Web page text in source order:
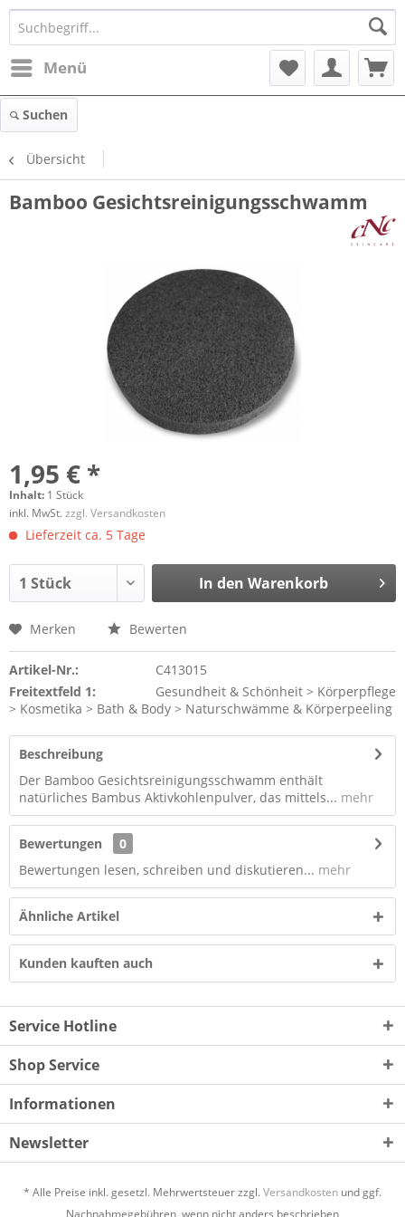
Menü
Suchen
Übersicht
Bamboo Gesichtsreinigungsschwamm
1,95 € *
Inhalt: 1 Stück
inkl. MwSt.zzgl. Versandkosten
Lieferzeit ca. 5 Tage
In den Warenkorb
Merken Bewerten
Artikel-Nr.:
C413015
Freitextfeld 1:
Gesundheit & Schönheit > Körperpflege
> Kosmetika > Bath & Body > Naturschwämme & Körperpeeling
Beschreibung
Der Bamboo Gesichtsreinigungsschwamm enthält
natürliches Bambus Aktivkohlenpulver, das mittels... mehr
Bewertungen
0
Bewertungen lesen, schreiben und diskutieren... mehr
Ähnliche Artikel
Kunden kauften auch
Service Hotline
Shop Service
Informationen
Newsletter
* Alle Preise inkl. gesetzl. Mehrwertsteuer zzgl.Versandkosten und ggf.